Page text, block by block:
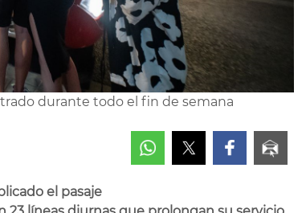
durante todo el fin de semana
el pasaje